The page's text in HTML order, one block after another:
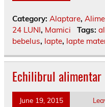
Category: Alaptare,
24 LUNI, Mamici Tags:
bebelus, lapte, lapte
Echilibrul alimentar
June 19, 2015